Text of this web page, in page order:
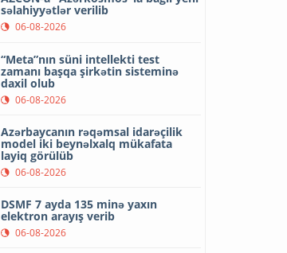
səlahiyyətlər verilib
06-08-2026
“Meta”nın süni intellekti test
zamanı başqa şirkətin sisteminə
daxil olub
06-08-2026
Azərbaycanın rəqəmsal idarəçilik
model iki beynəlxalq mükafata
layiq görülüb
06-08-2026
DSMF 7 ayda 135 minə yaxın
elektron arayış verib
06-08-2026